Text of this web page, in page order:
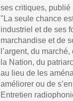
ses critiques,
"La seule chance
industriel et de ses
marchandise et de
l’argent, du
la Nation, du
au lieu de les
améliorer ou de
Entretien